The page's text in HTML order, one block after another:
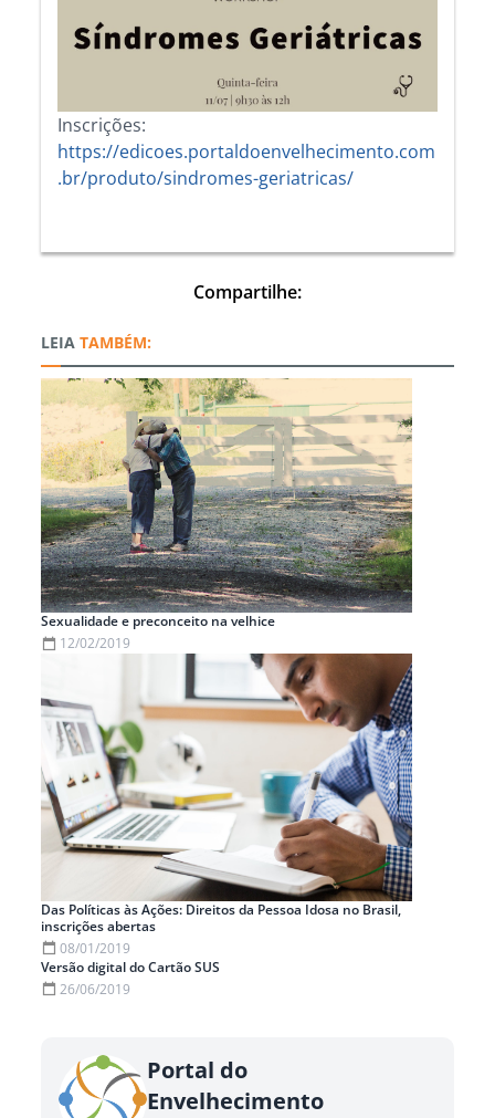
Inscrições:
https://edicoes.portaldoenvelhecimento.com
.br/produto/sindromes-geriatricas/
Compartilhe:
TAMBÉM:
Sexualidade e preconceito na velhice
12/02/2019
Das Políticas às Ações: Direitos da Pessoa Idosa no Brasil,
inscrições abertas
08/01/2019
Versão digital do Cartão SUS
26/06/2019
Portal do
Envelhecimento